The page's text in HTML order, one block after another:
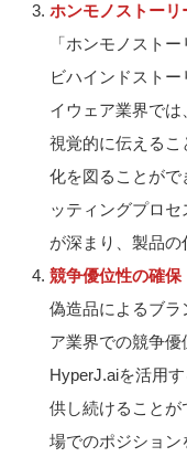
ホンモノストー
「ホンモノスト
ビハインドスト
イウェア業界で
視覚的に伝えるこ
化を図ることがで
ッティングプロ
が深まり、製品の
競争優位性の確保
偽造品によるブラ
ア業界での競争優
HyperJ.aiを活用
供し続けること
場でのポジション